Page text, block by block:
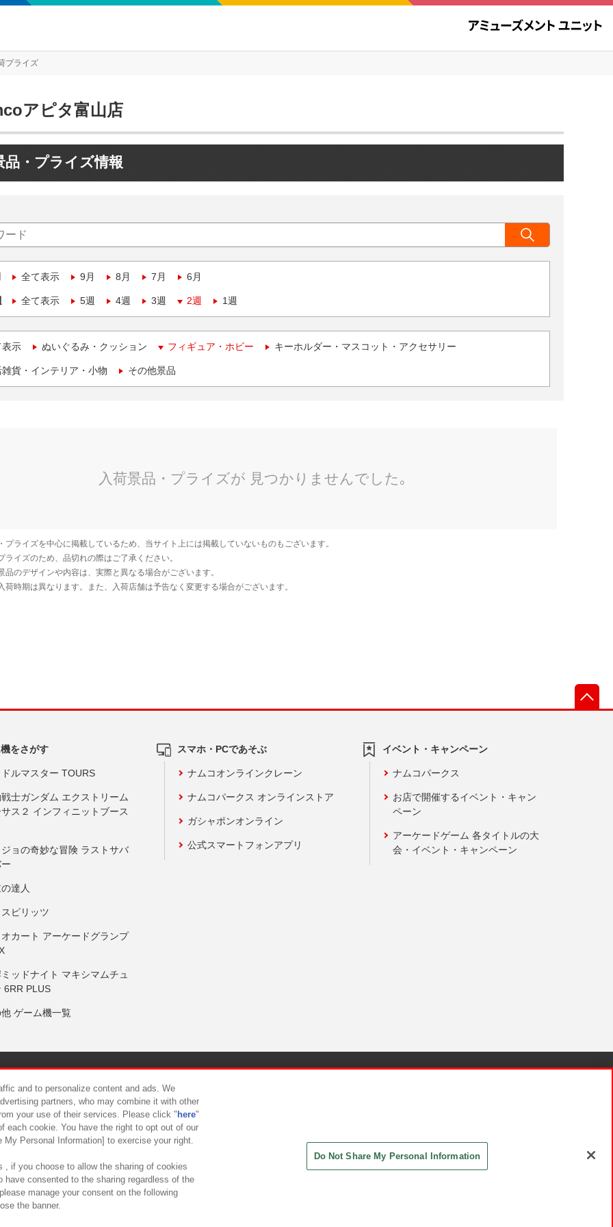
プライズ
アピタ富山店
品・プライズ情報
全て表示 9月 8月 7月 6月
全て表示 5週 4週 3週 2週 1週
表示 ぬいぐるみ・クッション フィギュア・ホビー キーホルダー・マスコット・アクセサリー
貨・インテリア・小物 その他景品
をさがす
ルマスター TOURS
士ガンダム エクストリーム
ス２ インフィニットブース
ョの奇妙な冒険 ラストサバ
達人
ピリッツ
カート アーケードグランプ
ッドナイト マキシマムチュ
6RR PLUS
ゲーム機一覧
スマホ・PCであそぶ
ナムコオンラインクレーン
ナムコパークス オンラインストア
ガシャポンオンライン
公式スマートフォンアプリ
イベント・キャンペーン
ナムコパークス
お店で開催するイベント・キャン
ペーン
アーケードゲーム 各タイトルの大
会・イベント・キャンペーン
について カスタマーハラスメント対応方針
and to personalize content and ads. We
partners, who may combine it with other
your use of their services. Please click " here"
each cookie. You have the right to opt out of our
Personal Information] to exercise your right.
, if you choose to allow the sharing of cookies
have consented to the sharing regardless of the
manage your consent on the following
the banner.
Do Not Share My Personal Information